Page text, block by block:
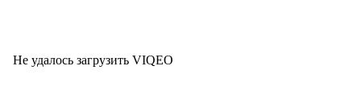
Не удалось загрузить VIQEO